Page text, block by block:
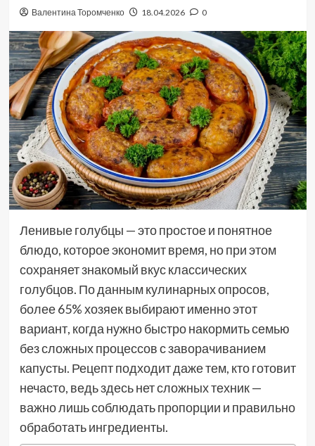
Валентина Торомченко 18.04.2026 0
Ленивые голубцы — это простое и понятное
блюдо, которое экономит время, но при этом
сохраняет знакомый вкус классических
голубцов. По данным кулинарных опросов,
более 65% хозяек выбирают именно этот
вариант, когда нужно быстро накормить семью
без сложных процессов с заворачиванием
капусты. Рецепт подходит даже тем, кто готовит
нечасто, ведь здесь нет сложных техник —
важно лишь соблюдать пропорции и правильно
обработать ингредиенты.